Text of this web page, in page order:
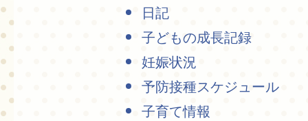
日記
子どもの成長記録
妊娠状況
予防接種スケジュール
子育て情報